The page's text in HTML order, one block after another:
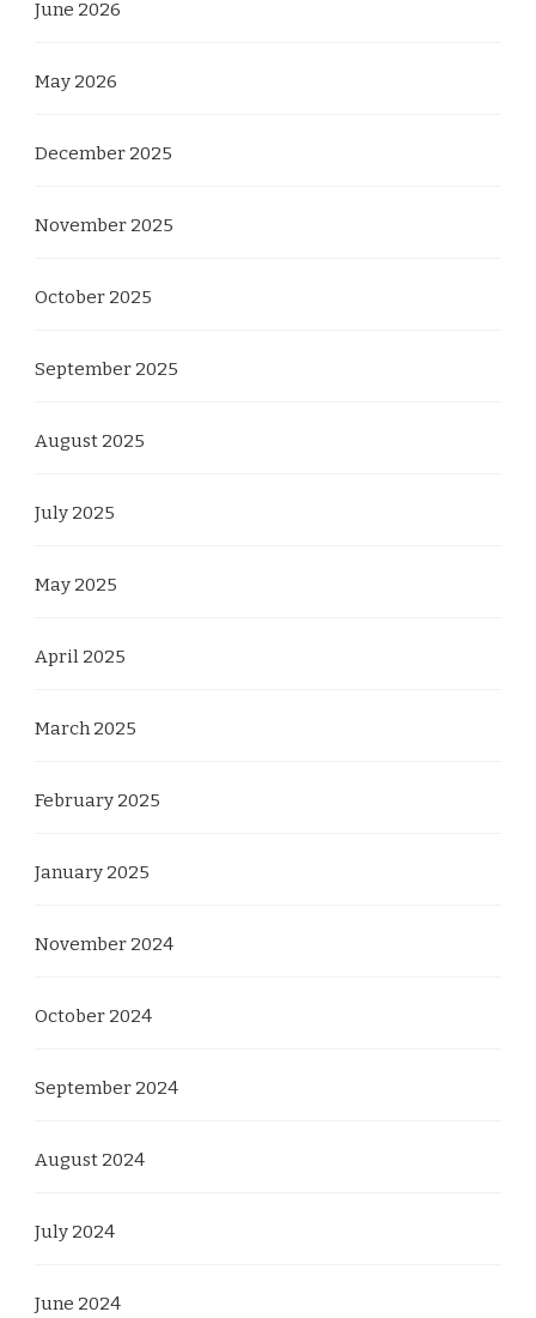
June 2026
May 2026
December 2025
November 2025
October 2025
September 2025
August 2025
July 2025
May 2025
April 2025
March 2025
February 2025
January 2025
November 2024
October 2024
September 2024
August 2024
July 2024
June 2024